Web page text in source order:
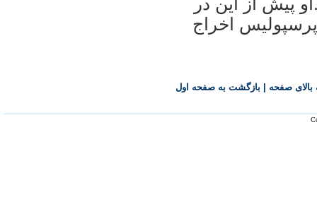
پيش از اين در
اخراج
صفحه بازگشت به صفحه اول